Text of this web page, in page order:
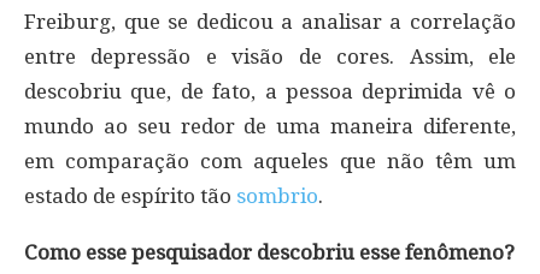
Freiburg, que se dedicou a analisar a correlação
entre depressão e visão de cores. Assim, ele
descobriu que, de fato, a pessoa deprimida vê o
mundo ao seu redor de uma maneira diferente,
em comparação com aqueles que não têm um
estado de espírito tão sombrio.
Como esse pesquisador descobriu esse fenômeno?